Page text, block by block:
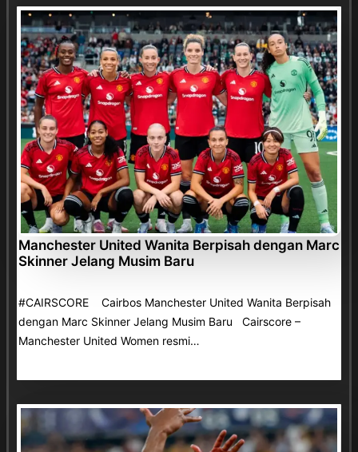
Manchester United Wanita Berpisah dengan Marc
Skinner Jelang Musim Baru
#CAIRSCORE Cairbos Manchester United Wanita Berpisah
dengan Marc Skinner Jelang Musim Baru Cairscore –
Manchester United Women resmi…